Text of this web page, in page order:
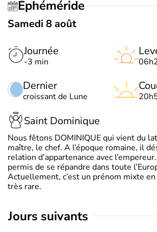
Éphéméride
Samedi 8 août
Journée
-3 min
Dernier
croissant de Lune
Saint Dominique
Nous fêtons DOMINIQUE qui vient du
maître, le chef. A l’époque romaine, il
relation d’appartenance avec
permis de se répandre dans toute
Actuellement, c’est un prénom mixte
très rare.
jours suivants